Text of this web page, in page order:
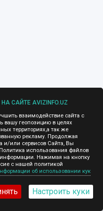
САЙТЕ AVIZINFO.UZ
взаимодействие сайта с
вашу геопозицию в целях
территориях,а так же
рекламу. Продолжая
и/или сервисов Сайта, Вы
использования файлов
Нажимая на кнопку
с нашей политикой
об использовании кук
Настроить куки